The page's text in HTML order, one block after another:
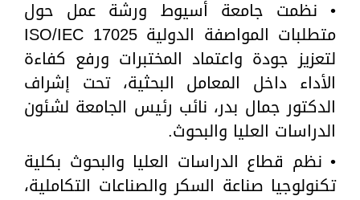
• نظمت جامعة أسيوط ورشة عمل حول
متطلبات المواصفة الدولية ISO/IEC 17025
لتعزيز جودة واعتماد المختبرات ورفع كفاءة
الأداء داخل المعامل البحثية، تحت إشراف
الدكتور جمال بدر، نائب رئيس الجامعة لشئون
الدراسات العليا والبحوث.
• نظم قطاع الدراسات العليا والبحوث بكلية
تكنولوجيا صناعة السكر والصناعات التكاملية،